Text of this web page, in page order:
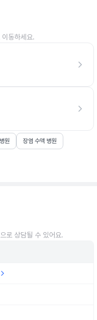
동하세요.
원 장염 수액 병원
로 상담될 수 있어요.